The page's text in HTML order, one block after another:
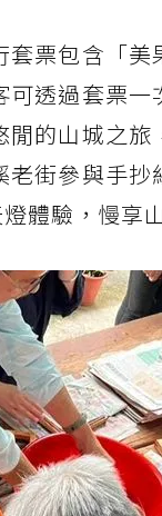
票包含「美
透過套票一
的山城之
街參與手
體驗，慢享